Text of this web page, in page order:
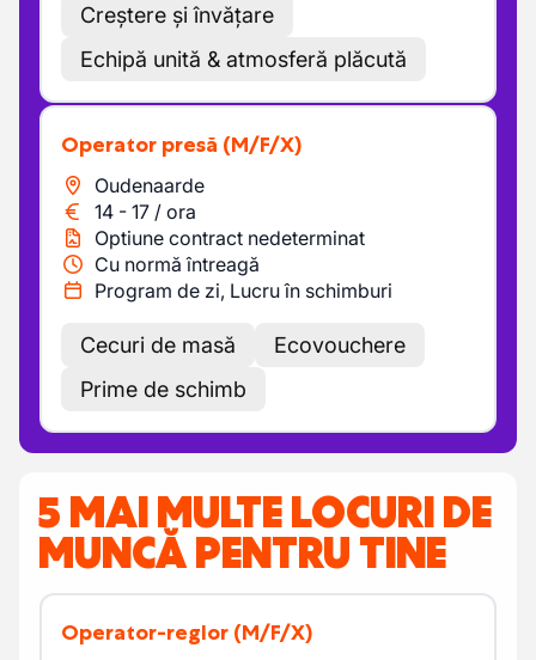
Creștere și învățare
Echipă unită & atmosferă plăcută
Operator presă (M/F/X)
Oudenaarde
14 - 17 / ora
Optiune contract nedeterminat
Cu normă întreagă
Program de zi, Lucru în schimburi
Cecuri de masă
Ecovouchere
Prime de schimb
5 MAI MULTE LOCURI DE
MUNCĂ PENTRU TINE
Operator-reglor (M/F/X)